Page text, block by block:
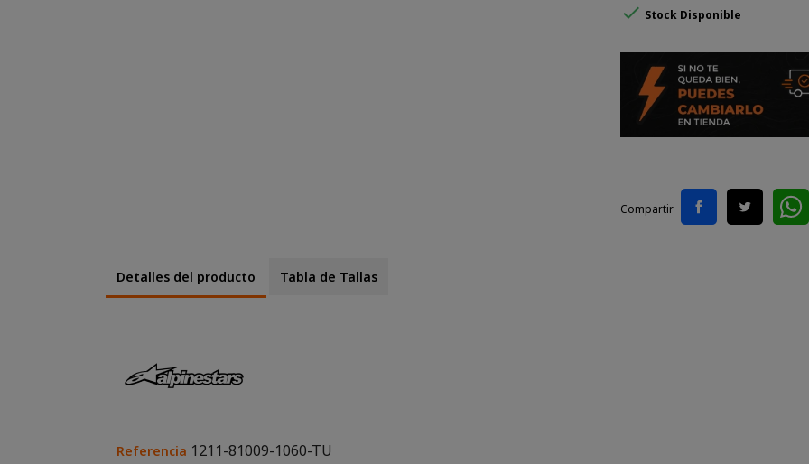
 Stock Disponible
Compartir
Detalles del producto Tabla de Tallas
Referencia 1211-81009-1060-TU